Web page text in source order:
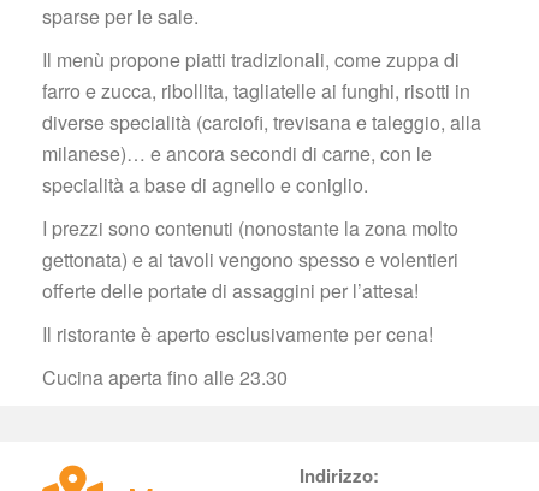
parse per le sale.
Il menù propone piatti tradizionali, come zuppa di
farro e zucca, ribollita, tagliatelle ai funghi, risotti in
diverse specialità (carciofi, trevisana e taleggio, alla
milanese)… e ancora secondi di carne, con le
pecialità a base di agnello e coniglio.
I prezzi sono contenuti (nonostante la zona molto
gettonata) e ai tavoli vengono spesso e volentieri
offerte delle portate di assaggini per l’attesa!
Il ristorante è aperto esclusivamente per cena!
Cucina aperta fino alle 23.30
Indirizzo: